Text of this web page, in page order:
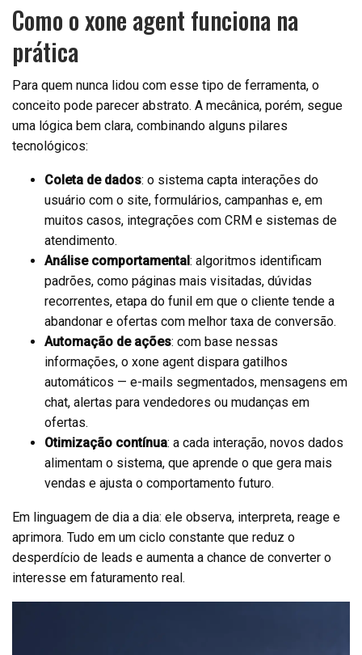
Como o xone agent funciona na
prática
Para quem nunca lidou com esse tipo de ferramenta, o
conceito pode parecer abstrato. A mecânica, porém, segue
uma lógica bem clara, combinando alguns pilares
tecnológicos:
Coleta de dados: o sistema capta interações do
usuário com o site, formulários, campanhas e, em
muitos casos, integrações com CRM e sistemas de
atendimento.
Análise comportamental: algoritmos identificam
padrões, como páginas mais visitadas, dúvidas
recorrentes, etapa do funil em que o cliente tende a
abandonar e ofertas com melhor taxa de conversão.
Automação de ações: com base nessas
informações, o xone agent dispara gatilhos
automáticos — e-mails segmentados, mensagens em
chat, alertas para vendedores ou mudanças em
ofertas.
Otimização contínua: a cada interação, novos dados
alimentam o sistema, que aprende o que gera mais
vendas e ajusta o comportamento futuro.
Em linguagem de dia a dia: ele observa, interpreta, reage e
aprimora. Tudo em um ciclo constante que reduz o
desperdício de leads e aumenta a chance de converter o
interesse em faturamento real.